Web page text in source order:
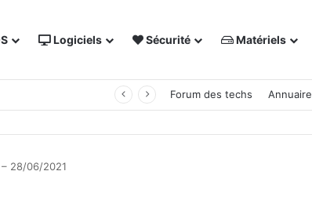
Logiciels Sécurité Matériels
Forum des techs Annuaire
– 28/06/2021